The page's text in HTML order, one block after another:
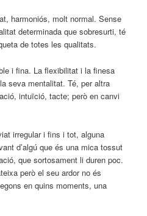
harmoniós, molt normal. Sense
determinada que sobresurti, té
de totes les qualitats.
i fina. La flexibilitat i la finesa
seva mentalitat. Té, per altra
intuïció, tacte; però en canvi
irregular i fins i tot, alguna
d’algú que és una mica tossut
que sortosament li duren poc.
però el seu ardor no és
en quins moments, una